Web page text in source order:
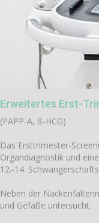
Erweitertes Erst-
(PAPP-A, ß-HCG)
Das Ersttrimester-
Organdiagnostik und
12.-14.
Neben der
und Gefäße untersucht.